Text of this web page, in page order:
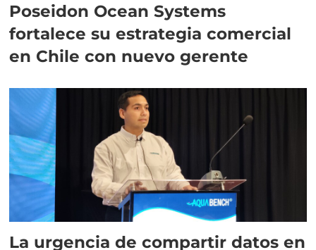
Poseidon Ocean Systems
fortalece su estrategia comercial
en Chile con nuevo gerente
La urgencia de compartir datos en